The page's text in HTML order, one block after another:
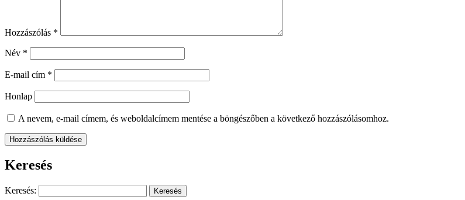
Hozzászólás *
Név *
E-mail cím *
Honlap
A nevem, e-mail címem, és weboldalcímem mentése a böngészőben a következő hozzászólásomhoz.
Keresés
Keresés: